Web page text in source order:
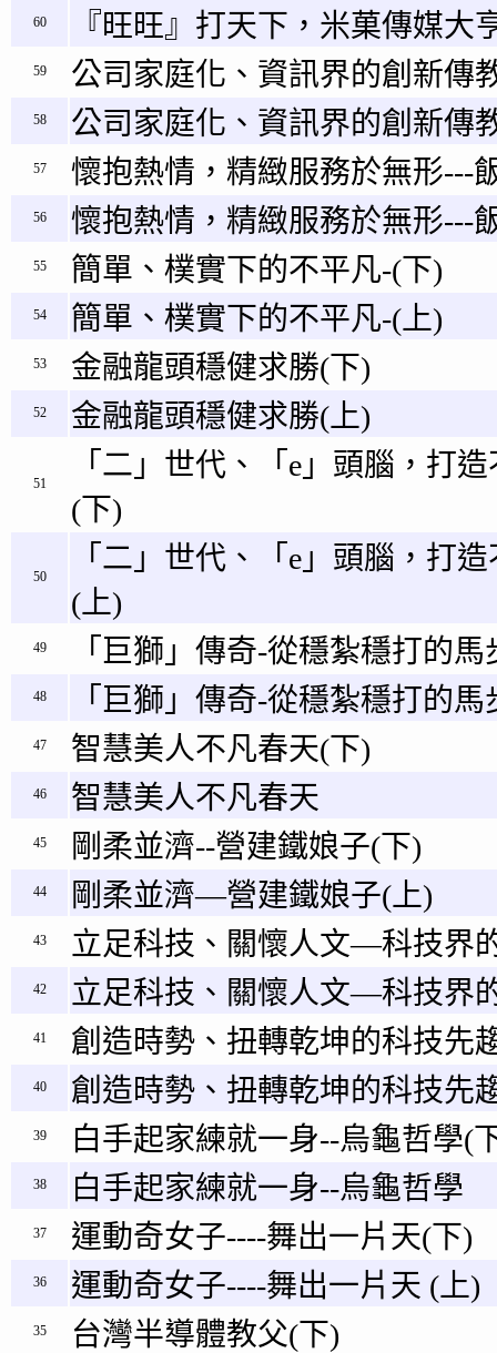
60 『旺旺』打天下，米菓傳媒大
59 公司家庭化、資訊界的創新傳
58 公司家庭化、資訊界的創新傳
57 懷抱熱情，精緻服務於無形---
56 懷抱熱情，精緻服務於無形---
55 簡單、樸實下的不平凡-(下)
54 簡單、樸實下的不平凡-(上)
53 金融龍頭穩健求勝(下)
52 金融龍頭穩健求勝(上)
51
「二」世代、「e」頭腦，打
(下)
50
「二」世代、「e」頭腦，打
(上)
49 「巨獅」傳奇-從穩紮穩打的
48 「巨獅」傳奇-從穩紮穩打的
47 智慧美人不凡春天(下)
46 智慧美人不凡春天
45 剛柔並濟--營建鐵娘子(下)
44 剛柔並濟—營建鐵娘子(上)
43 立足科技、關懷人文—科技界
42 立足科技、關懷人文—科技界
41 創造時勢、扭轉乾坤的科技先
40 創造時勢、扭轉乾坤的科技先
39 白手起家練就一身--烏龜哲學(
38 白手起家練就一身--烏龜哲學
37 運動奇女子----舞出一片天(下)
36 運動奇女子----舞出一片天 (上)
35 台灣半導體教父(下)